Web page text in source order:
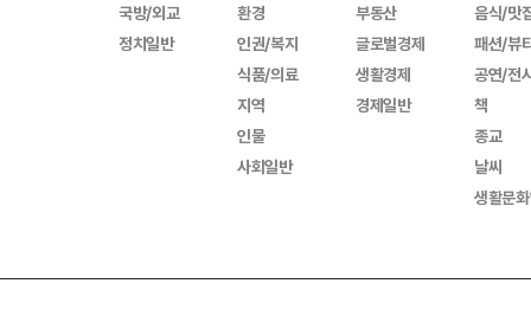
국방/외교
정치일반
환경
인권/복지
식품/의료
지역
인물
사회일반
부동산
글로벌경제
생활경제
경제일반
음식/맛
패션/뷰
공연/전
책
종교
날씨
생활문